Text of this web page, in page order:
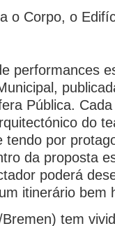
o Corpo, o
performances
Pública.
do
tendo por
da proposta
poderá
itinerário bem
tem